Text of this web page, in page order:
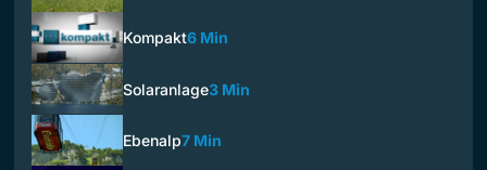
Kompakt6 Min
Solaranlage3 Min
Ebenalp7 Min